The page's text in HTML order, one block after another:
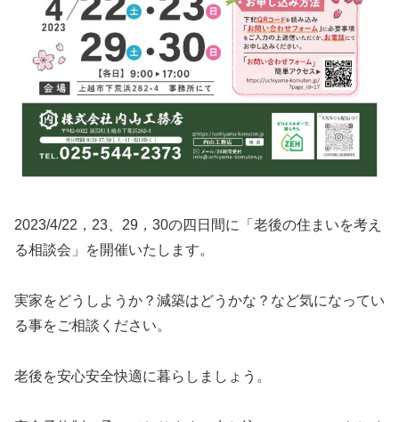
2023/4/22，23、29，30の四日間に「老後の住まいを考え
る相談会」を開催いたします。
実家をどうしようか？減築はどうかな？など気になってい
る事をご相談ください。
老後を安心安全快適に暮らしましょう。